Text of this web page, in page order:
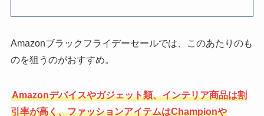
Amazonブラックフライデーセールでは、このあたりのも
のを狙うのがおすすめ。
Amazonデバイスやガジェット類、インテリア商品は割
引率が高く、ファッションアイテムはChampionや